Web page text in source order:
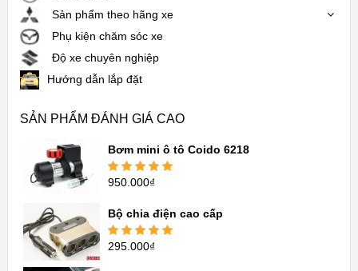
Sản phẩm theo hãng xe
Phụ kiện chăm sóc xe
Độ xe chuyên nghiệp
Hướng dẫn lắp đặt
SẢN PHẨM ĐÁNH GIÁ CAO
Bơm mini ô tô Coido 6218
Được xếp
950.000₫
Bộ chia điện cao cấp
Được xếp
295.000₫